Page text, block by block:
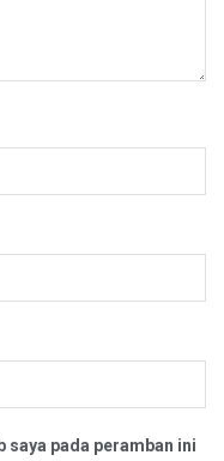
saya pada peramban ini